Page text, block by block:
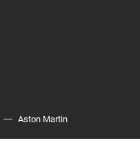
Aston Martin